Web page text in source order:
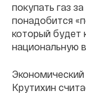
покупать газ
понадобится
который будет
национальную
Крутихин